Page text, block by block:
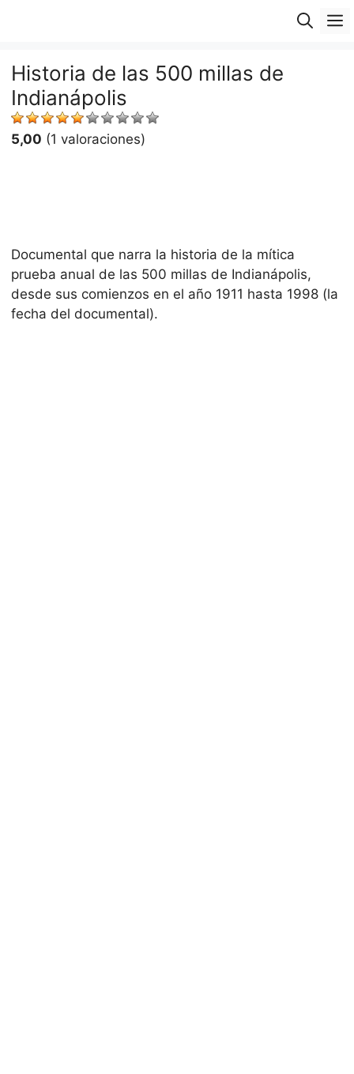
Historia de las 500 millas de
Indianápolis
5,00 (1 valoraciones)
Documental que narra la historia de la mítica
prueba anual de las 500 millas de Indianápolis,
desde sus comienzos en el año 1911 hasta 1998 (la
fecha del documental).